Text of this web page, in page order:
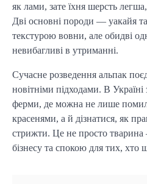
як лами, зате їхня шерсть
Дві основні породи — уакайя
текстурою вовни, але обидві
невибагливі в утриманні.
Сучасне розведення альпак
новітніми підходами. В Україні
ферми, де можна не лише
красенями, а й дізнатися, як
стрижти. Це не просто
бізнесу та спокою для тих, хто